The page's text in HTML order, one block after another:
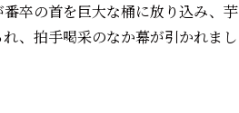
卒の首を巨大な桶に放り込み、芋
、拍手喝采のなか幕が引かれまし